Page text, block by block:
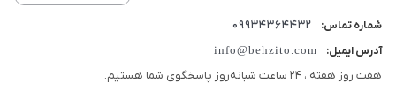
شماره تماس: 09934364432
آدرس ایمیل: info@behzito.com
هفت روز هفته ، 24 ساعت شبانه‌روز پاسخگوی شما هستیم.